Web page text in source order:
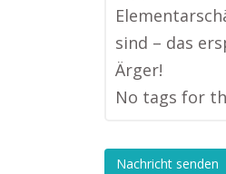
sind – das
Ärger!
No tags for
Nachricht senden